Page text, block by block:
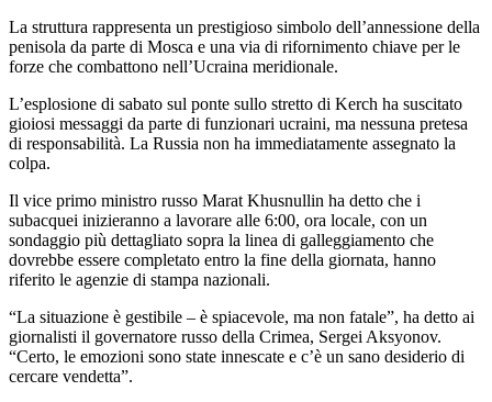
La struttura rappresenta un prestigioso simbolo dell’annessione della
penisola da parte di Mosca e una via di rifornimento chiave per le
forze che combattono nell’Ucraina meridionale.
L’esplosione di sabato sul ponte sullo stretto di Kerch ha suscitato
gioiosi messaggi da parte di funzionari ucraini, ma nessuna pretesa
di responsabilità. La Russia non ha immediatamente assegnato la
colpa.
Il vice primo ministro russo Marat Khusnullin ha detto che i
subacquei inizieranno a lavorare alle 6:00, ora locale, con un
sondaggio più dettagliato sopra la linea di galleggiamento che
dovrebbe essere completato entro la fine della giornata, hanno
riferito le agenzie di stampa nazionali.
“La situazione è gestibile – è spiacevole, ma non fatale”, ha detto ai
giornalisti il ​​governatore russo della Crimea, Sergei Aksyonov.
“Certo, le emozioni sono state innescate e c’è un sano desiderio di
cercare vendetta”.